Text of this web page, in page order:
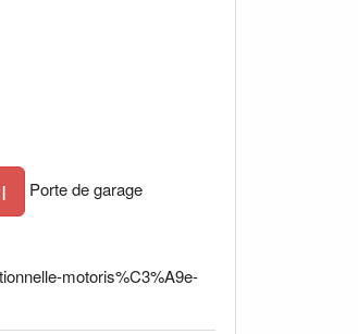
Porte de garage
motoris%C3%A9e-